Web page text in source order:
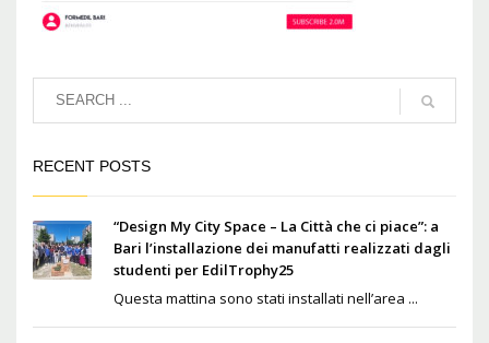
RECENT POSTS
“Design My City Space – La Città che ci piace”: a
Bari l’installazione dei manufatti realizzati dagli
studenti per EdilTrophy25
Questa mattina sono stati installati nell’area ...